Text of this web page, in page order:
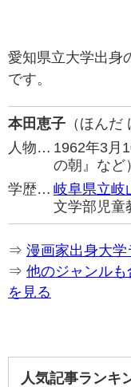
愛知県立大学出身
です。
本田恵子 （ほんだ
人物… 1962年3月
の朝』など
学歴… 岐阜県立岐
文学部児童
⇒ 漫画家出身大
⇒ 他のジャンル
を見る
人気記事ランキ